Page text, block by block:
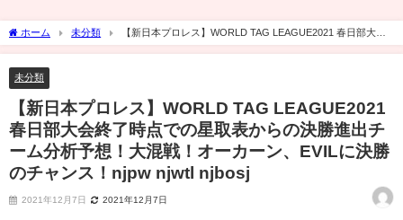
ホーム 未分類
【新日本プロレス】WORLD TAG LEAGUE2021 春日部大会
終了時点での星取表からの決勝進出チーム分析予想！大混戦！オーカーン、EVILに決
未分類
【新日本プロレス】WORLD TAG LEAGUE2021
春日部大会終了時点での星取表からの決勝進出チ
ーム分析予想！大混戦！オーカーン、EVILに決勝
のチャンス！njpw njwtl njbosj
2021年12月7日 2021年12月7日